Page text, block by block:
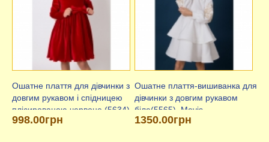
Ошатне плаття для дівчинки з
довгим рукавом і спідницею
плісированою червоне (5634),
Mevis
998.00грн
Ошатне плаття-вишиванка для
дівчинки з довгим рукавом
біле(5565), Mevis
1350.00грн